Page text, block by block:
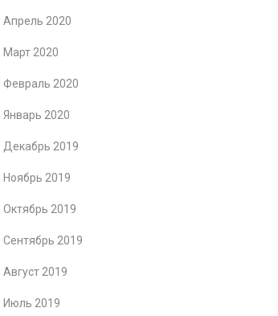
Апрель 2020
Март 2020
Февраль 2020
Январь 2020
Декабрь 2019
Ноябрь 2019
Октябрь 2019
Сентябрь 2019
Август 2019
Июль 2019